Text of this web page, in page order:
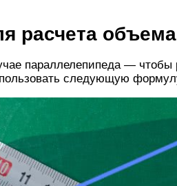
расчета объема
параллелепипеда — чтобы
следующую